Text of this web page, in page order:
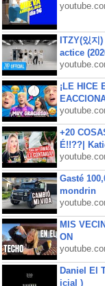
ITZY(있
actice
¡LE HICE
+20
É!!??|
Gasté
mondrin
MIS
ON
Daniel El
icial )